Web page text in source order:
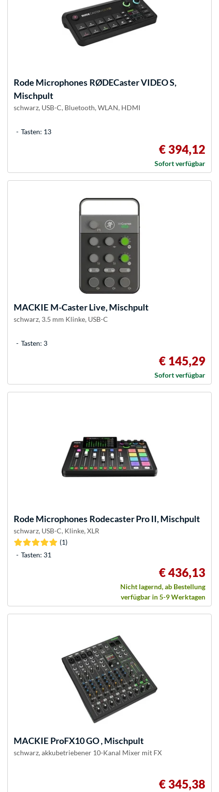
Rode Microphones RØDECaster VIDEO S,
Mischpult
schwarz, USB-C, Bluetooth, WLAN, HDMI
Tasten: 13
€ 394,12
Sofort verfügbar
MACKIE M-Caster Live, Mischpult
schwarz, 3.5 mm Klinke, USB-C
Tasten: 3
€ 145,29
Sofort verfügbar
Rode Microphones Rodecaster Pro II, Mischpult
schwarz, USB-C, Klinke, XLR
(1)
Tasten: 31
€ 436,13
Nicht lagernd, ab Bestellung
verfügbar in 5-9 Werktagen
MACKIE ProFX10 GO , Mischpult
schwarz, akkubetriebener 10-Kanal Mixer mit FX
€ 345,38